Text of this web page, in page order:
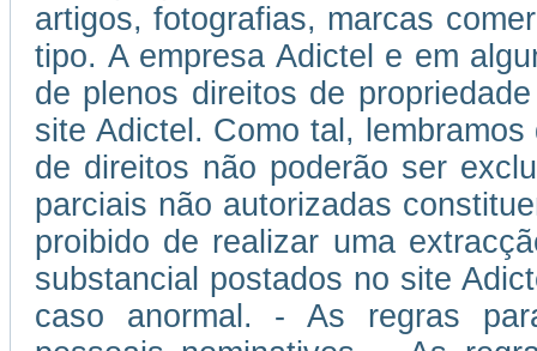
artigos, fotografias, marcas
tipo. A empresa Adictel e em
de plenos direitos de
site Adictel. Como tal,
de direitos não poderão ser
parciais não autorizadas
proibido de realizar uma
substancial postados no site
caso anormal. - As regras